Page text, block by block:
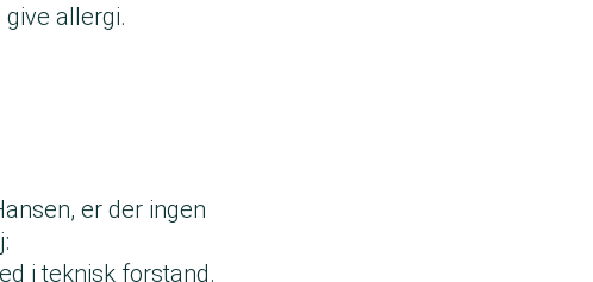
allergi.
er der ingen
i teknisk forstand.